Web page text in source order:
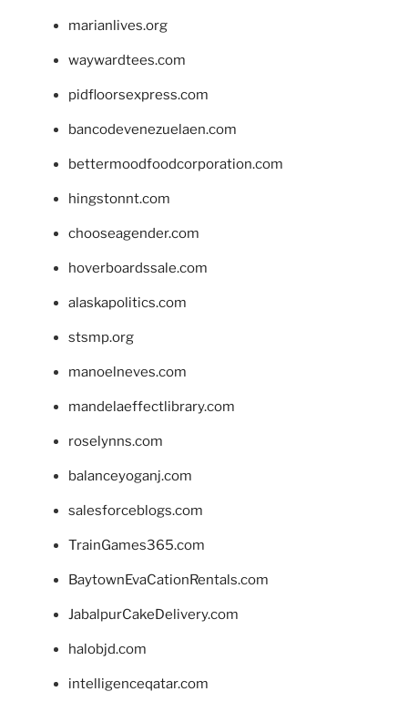
marianlives.org
waywardtees.com
pidfloorsexpress.com
bancodevenezuelaen.com
bettermoodfoodcorporation.com
hingstonnt.com
chooseagender.com
hoverboardssale.com
alaskapolitics.com
stsmp.org
manoelneves.com
mandelaeffectlibrary.com
roselynns.com
balanceyoganj.com
salesforceblogs.com
TrainGames365.com
BaytownEvaCationRentals.com
JabalpurCakeDelivery.com
halobjd.com
intelligenceqatar.com